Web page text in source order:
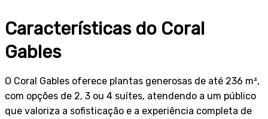
Características do Coral
Gables
O Coral Gables oferece plantas generosas de até 236 m²,
com opções de 2, 3 ou 4 suítes, atendendo a um público
que valoriza a sofisticação e a experiência completa de